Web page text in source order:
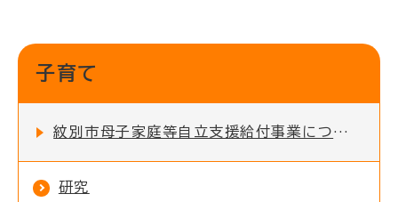
子育て
紋別市母子家庭等自立支援給付事業について
研究